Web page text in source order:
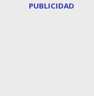
PUBLICIDAD